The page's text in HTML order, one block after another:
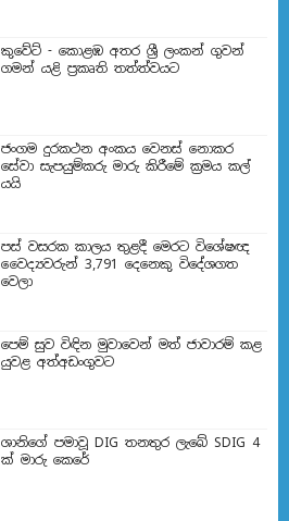
කුවේට් - කොළඹ අතර ශ්‍රී ලංකන් ගුවන්
ගමන් යළි ප්‍රකෘති තත්ත්වයට
ජංගම දුරකථන අංකය වෙනස් නොකර
සේවා සැපයුම්කරු මාරු කිරීමේ ක්‍රමය කල්
යයි
පස් වසරක කාලය තුළදී මෙරට විශේෂඥ
වෛද්‍යවරුන් 3,791 දෙනෙකු විදේශගත
වෙලා
පෙම් සුව විඳින මුවාවෙන් මත් ජාවාරම් කළ
යුවළ අත්අඩංගුවට
ශානිගේ පමාවූ DIG තනතුර ලැබේ SDIG 4
ක් මාරු කෙරේ